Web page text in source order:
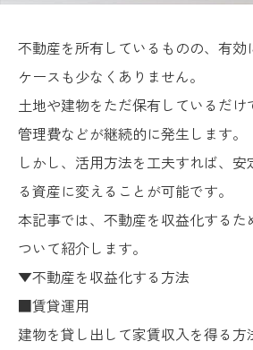
不動産を所有しているものの、有効
ケースも少なくありません。
土地や建物をただ保有しているだ
管理費などが継続的に発生します。
しかし、活用方法を工夫すれば、
る資産に変えることが可能です。
本記事では、不動産を収益化するた
ついて紹介します。
▼不動産を収益化する方法
■賃貸運用
建物を貸し出して家賃収入を得る方